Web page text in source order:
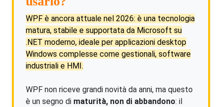
WPF è ancora attuale nel 2026: è una tecnologia
matura, stabile e supportata da Microsoft su
.NET moderno, ideale per applicazioni desktop
Windows complesse come gestionali, software
industriali e HMI.
WPF non riceve grandi novità da anni, ma questo
è un segno di maturità, non di abbandono: il